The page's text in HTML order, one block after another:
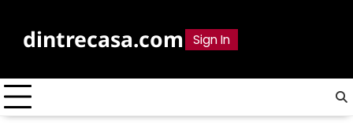
contentdintrecasa.com Sign In